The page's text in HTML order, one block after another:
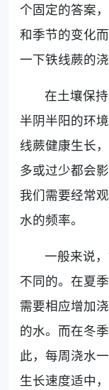
个固定的答案
和季节的变化
一下铁线蕨的
在土壤保
半阴半阳的环
线蕨健康生长
多或过少都会
我们需要经常
水的频率。
一般来说
不同的。在夏
需要相应增加
的水。而在冬
此，每周浇水
生长速度适中